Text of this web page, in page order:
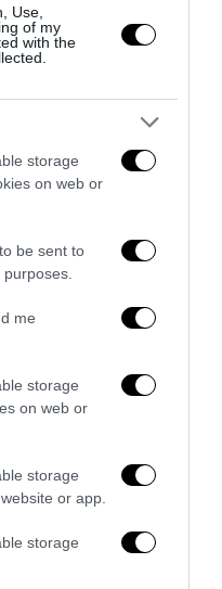
Use,
of my
with the
storage
on web or
be sent to
me
storage
on web or
storage
or app.
storage
contro i custodi
SDEHNKYS